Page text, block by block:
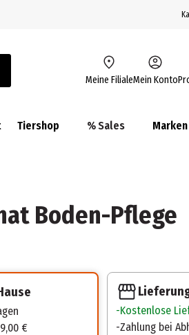
Meine FilialeMein Konto
Tiershop % Sales Marken
Boden-Pflege
€
Kostenlose
Zahlung bei